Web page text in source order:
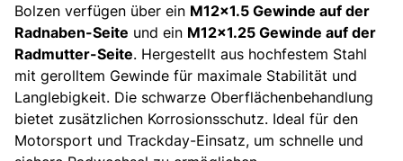
Bolzen verfügen über ein M12x1.5 Gewinde auf der
Radnaben-Seite und ein M12x1.25 Gewinde auf der
Radmutter-Seite. Hergestellt aus hochfestem Stahl
mit gerolltem Gewinde für maximale Stabilität und
Langlebigkeit. Die schwarze Oberflächenbehandlung
bietet zusätzlichen Korrosionsschutz. Ideal für den
Motorsport und Trackday-Einsatz, um schnelle und